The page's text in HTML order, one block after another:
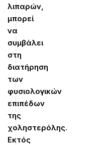
λιπαρών,
μπορεί
να
συμβάλει
στη
διατήρηση
των
φυσιολογικών
επιπέδων
της
χοληστερόλης.
Εκτός